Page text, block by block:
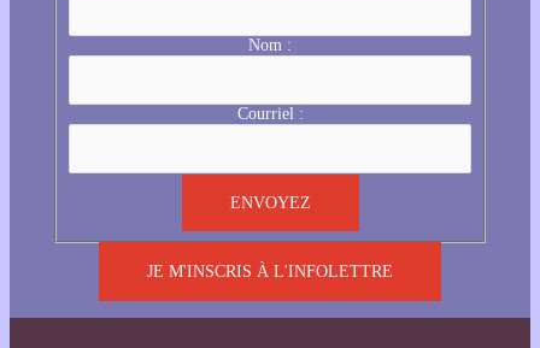
Nom :
Courriel :
JE M'INSCRIS À L'INFOLETTRE